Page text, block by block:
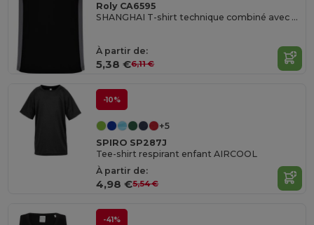
Roly CA6595
SHANGHAI T-shirt technique combiné avec deux tissus en polyester
À partir de:
5,38 €6,11 €
-10%
+5
SPIRO SP287J
Tee-shirt respirant enfant AIRCOOL
À partir de:
4,98 €5,54 €
-41%